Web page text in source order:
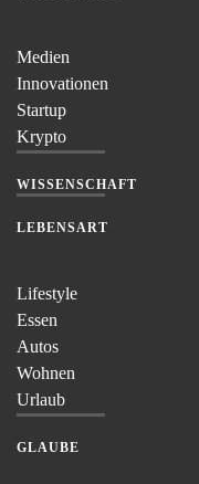
Medien
Innovationen
Startup
Krypto
WISSENSCHAFT
LEBENSART
Lifestyle
Essen
Autos
Wohnen
Urlaub
GLAUBE